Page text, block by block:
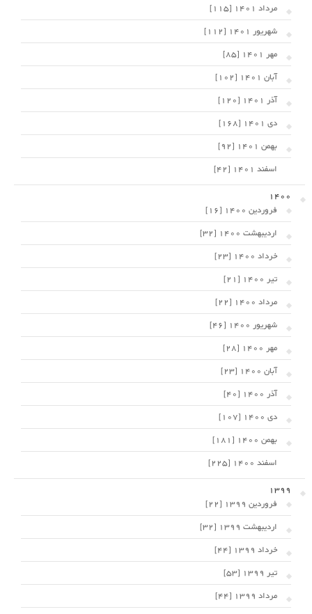
مرداد 1401 [115]
شهریور 1401 [112]
مهر 1401 [85]
آبان 1401 [102]
آذر 1401 [120]
دی 1401 [168]
بهمن 1401 [92]
اسفند 1401 [42]
1400
فروردین 1400 [16]
اردیبهشت 1400 [32]
خرداد 1400 [23]
تیر 1400 [21]
مرداد 1400 [22]
شهریور 1400 [46]
مهر 1400 [28]
آبان 1400 [23]
آذر 1400 [40]
دی 1400 [107]
بهمن 1400 [181]
اسفند 1400 [225]
1399
فروردین 1399 [22]
اردیبهشت 1399 [32]
خرداد 1399 [44]
تیر 1399 [53]
مرداد 1399 [44]